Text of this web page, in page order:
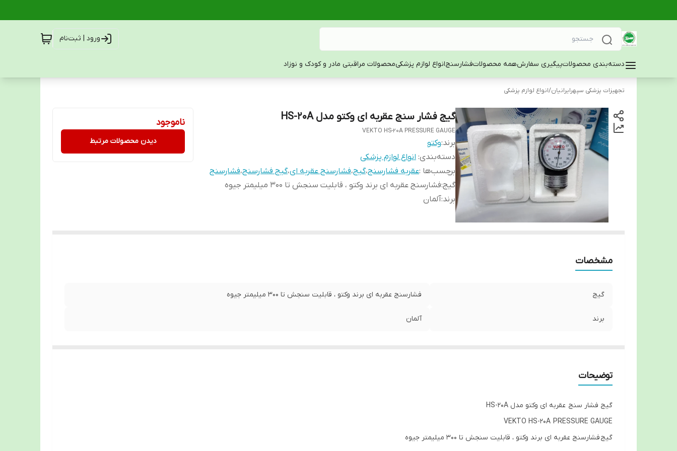
ورود | ثبت‌نام
دسته‌بندی محصولاتپیگیری سفارشهمه محصولاتفشارسنجانواع لوازم پزشکیمحصولات مراقبتی مادر و کودک و نوزاد
تجهیزات پزشکی سپهرایرانیان/انواع لوازم پزشکی
گیج فشار سنج عقربه ای وکتو مدل HS-20A
VEKTO HS-20A PRESSURE GAUGE
برند:وکتو
دسته‌بندی: انواع لوازم پزشکی
برچسب‌ها :عقربه فشارسنج،گیج،فشارسنج عقربه ای،گیج فشارسنج،فشارسنج
گیج:فشارسنج عقربه ای برند وکتو ، قابلیت سنجش تا 300 میلیمتر جیوه
برند:آلمان
ناموجود
دیدن محصولات مرتبط
مشخصات
گیج فشارسنج عقربه ای برند وکتو ، قابلیت سنجش تا 300 میلیمتر جیوه
برند آلمان
توضیحات
گیج فشار سنج عقربه ای وکتو مدل HS-20A
VEKTO HS-20A PRESSURE GAUGE
گیج فشارسنج عقربه ای برند وکتو ، قابلیت سنجش تا 300 میلیمتر جیوه